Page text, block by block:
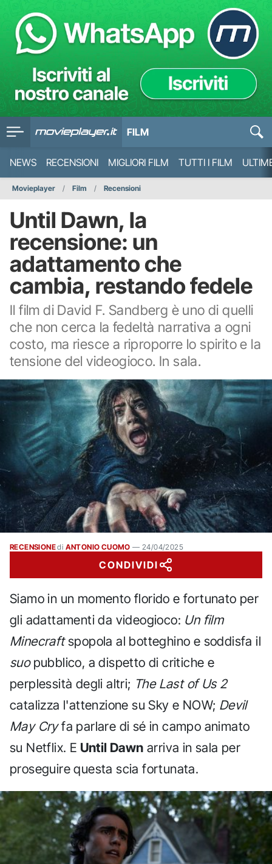
FILM
NEWS RECENSIONI MIGLIORI FILM TUTTI I FILM
Movieplayer Film Recensioni
Until Dawn, la
recensione: un
adattamento che
cambia, restando fedele
Il film di David F. Sandberg è uno di quelli
che non cerca la fedeltà narrativa a ogni
costo, ma riesce a riproporre lo spirito e la
tensione del videogioco. In sala.
RECENSIONEdi ANTONIO CUOMO —24/04/2025
CONDIVIDI
Siamo in un momento florido e fortunato per
gli adattamenti da videogioco: Un film
Minecraftspopola al botteghino e soddisfa il
suopubblico, a dispetto di critiche e
perplessità degli altri; The Last of Us 2
catalizza l'attenzione su Sky e NOW; Devil
May Cryfa parlare di sé in campo animato
su Netflix. E Until Dawn arriva in sala per
proseguire questa scia fortunata.